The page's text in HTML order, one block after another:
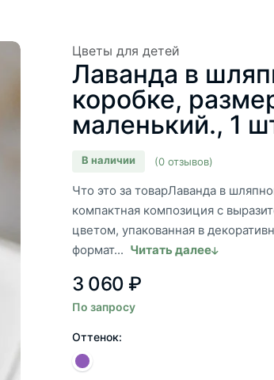
Цветы для детей
Лаванда в
коробке,
маленький., 1
В наличии (0 отзывов)
Что это за товарЛаванда в
компактная композиция с
цветом, упакованная в
формат... Читать далее
3 060 ₽
По запросу
Оттенок: